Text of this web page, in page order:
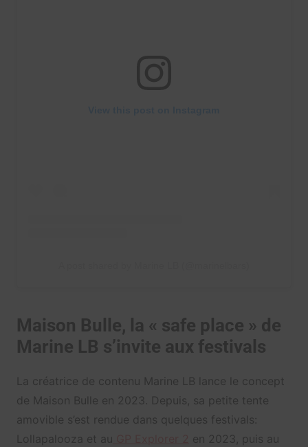
Maison Bulle, la « safe place » de
Marine LB s’invite aux festivals
La créatrice de contenu Marine LB lance le concept
de Maison Bulle en 2023. Depuis, sa petite tente
amovible s’est rendue dans quelques festivals:
Lollapalooza et au
en 2023, puis au